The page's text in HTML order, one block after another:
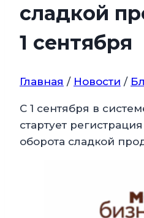
сладкой
1 сентября
Главная / Новости /
С 1 сентября в
стартует
оборота сладкой